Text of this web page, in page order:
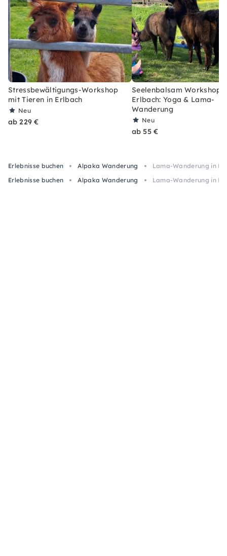
Stressbewältigungs-Workshop
mit Tieren in Erlbach
Neu
ab 229 €
Seelenbalsam Workshop
Erlbach: Yoga & Lama-
Wanderung
Neu
ab 55 €
Erlebnisse buchen Alpaka Wanderung
Lama-Wanderung in
Erlebnisse buchen
Alpaka Wanderung Lama-Wanderung in